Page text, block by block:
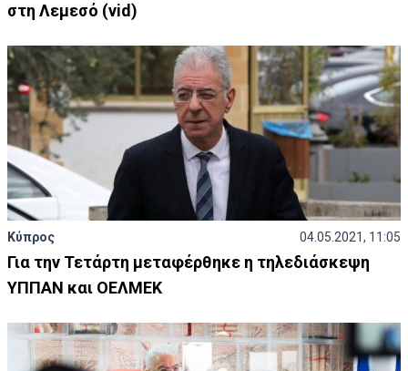
στη Λεμεσό (vid)
Κύπρος 04.05.2021, 11:05
Για την Τετάρτη μεταφέρθηκε η τηλεδιάσκεψη
ΥΠΠΑΝ και ΟΕΛΜΕΚ